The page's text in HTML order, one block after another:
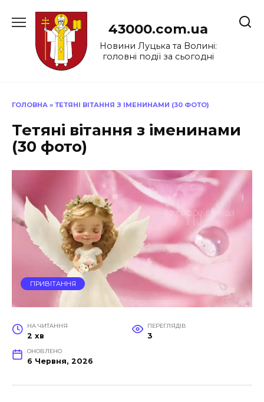
до
43000.com.ua
Новини Луцька та Волині:
головні події за сьогодні
ГОЛОВНА » ТЕТЯНІ ВІТАННЯ З ІМЕНИНАМИ (30 ФОТО)
Тетяні вітання з іменинами
(30 фото)
ПРИВІТАННЯ
НА ЧИТАННЯ
2 хв
ПЕРЕГЛЯДІВ
3
ОНОВЛЕНО
6 Червня, 2026